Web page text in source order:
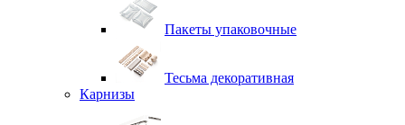
Пакеты упаковочные
Тесьма декоративная
Карнизы